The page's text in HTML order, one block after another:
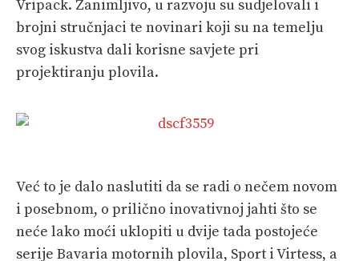
Vripack. Zanimljivo, u razvoju su sudjelovali i
brojni stručnjaci te novinari koji su na temelju
svog iskustva dali korisne savjete pri
projektiranju plovila.
Već to je dalo naslutiti da se radi o nečem novom
i posebnom, o prilično inovativnoj jahti što se
neće lako moći uklopiti u dvije tada postojeće
serije Bavaria motornih plovila, Sport i Virtess, a